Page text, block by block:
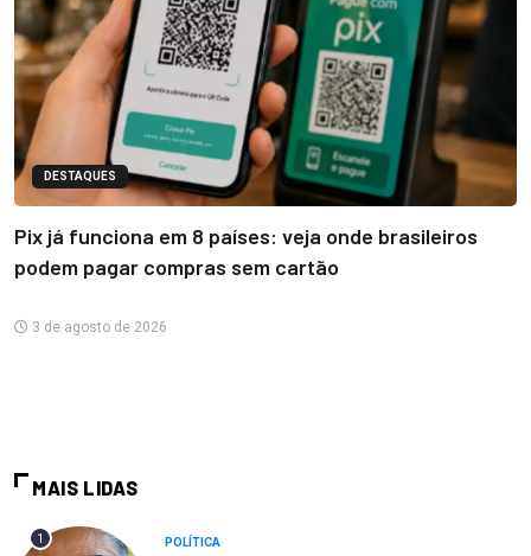
DESTAQUES
Pix já funciona em 8 países: veja onde brasileiros
podem pagar compras sem cartão
3 de agosto de 2026
MAIS LIDAS
1 POLÍTICA